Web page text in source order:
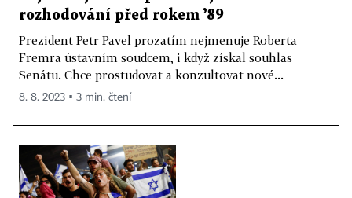
rozhodování před rokem ’89
Prezident Petr Pavel prozatím nejmenuje Roberta
Fremra ústavním soudcem, i když získal souhlas
Senátu. Chce prostudovat a konzultovat nové...
8. 8. 2023 ▪ 3 min. čtení